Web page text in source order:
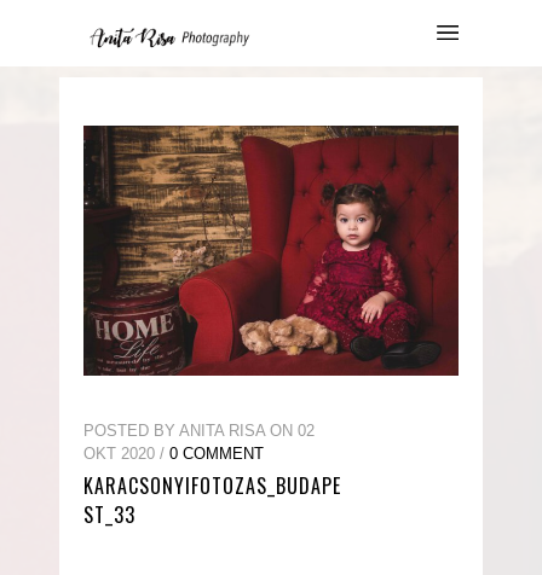
POSTED BY ANITA RISA ON 02
OKT 2020 / 0 COMMENT
KARACSONYIFOTOZAS_BUDAPE
ST_33